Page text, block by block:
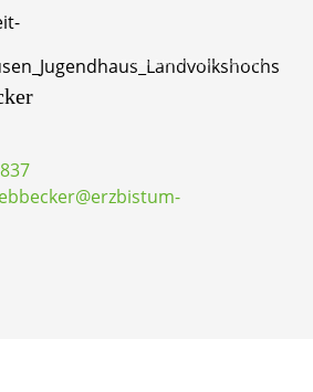
© Tobias Schulte / Erzbistum Paderborn